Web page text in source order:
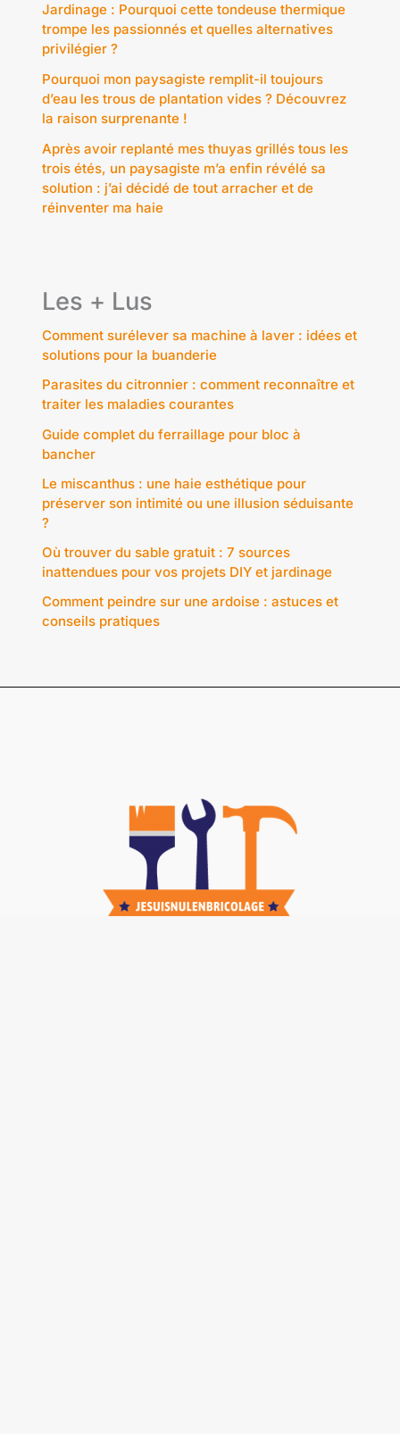
Jardinage : Pourquoi cette tondeuse thermique
trompe les passionnés et quelles alternatives
privilégier ?
Pourquoi mon paysagiste remplit-il toujours
d’eau les trous de plantation vides ? Découvrez
la raison surprenante !
Après avoir replanté mes thuyas grillés tous les
trois étés, un paysagiste m’a enfin révélé sa
solution : j’ai décidé de tout arracher et de
réinventer ma haie
Les + Lus
Comment surélever sa machine à laver : idées et
solutions pour la buanderie
Parasites du citronnier : comment reconnaître et
traiter les maladies courantes
Guide complet du ferraillage pour bloc à
bancher
Le miscanthus : une haie esthétique pour
préserver son intimité ou une illusion séduisante
?
Où trouver du sable gratuit : 7 sources
inattendues pour vos projets DIY et jardinage
Comment peindre sur une ardoise : astuces et
conseils pratiques